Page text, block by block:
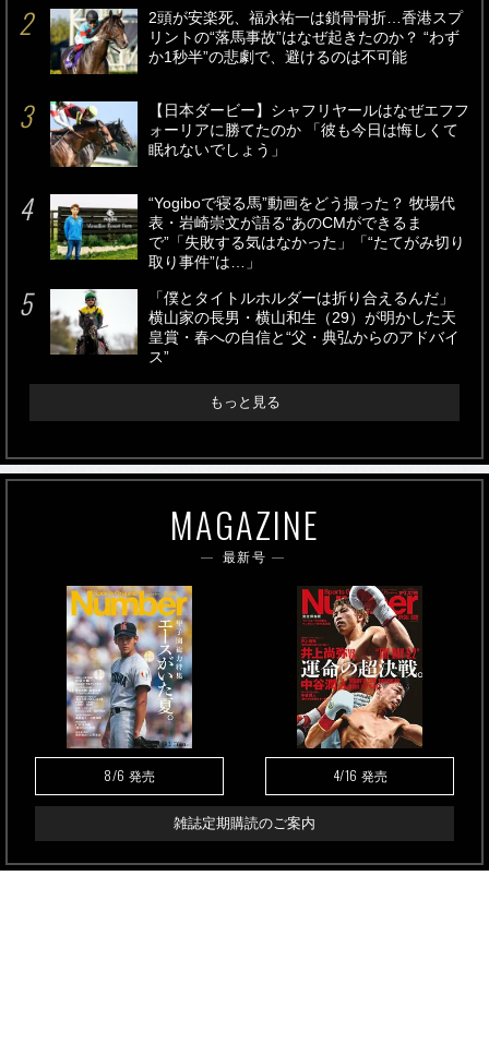
2頭が安楽死、福永祐一は鎖骨骨折…香港スプ
リントの“落馬事故”はなぜ起きたのか？ “わず
か1秒半”の悲劇で、避けるのは不可能
【日本ダービー】シャフリヤールはなぜエフフ
ォーリアに勝てたのか 「彼も今日は悔しくて
眠れないでしょう」
“Yogiboで寝る馬”動画をどう撮った？ 牧場代
表・岩崎崇文が語る“あのCMができるま
で”「失敗する気はなかった」「“たてがみ切り
取り事件”は…」
「僕とタイトルホルダーは折り合えるんだ」
横山家の長男・横山和生（29）が明かした天
皇賞・春への自信と“父・典弘からのアドバイ
ス”
もっと見る
MAGAZINE
最新号
8/6 発売 4/16 発売
雑誌定期購読のご案内